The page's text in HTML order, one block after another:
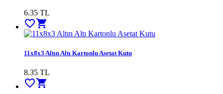
6.35 TL
favorite_bordershopping_cart
11x8x3 Altın Altı Kartonlu Asetat Kutu
8.35 TL
favorite_bordershopping_cart